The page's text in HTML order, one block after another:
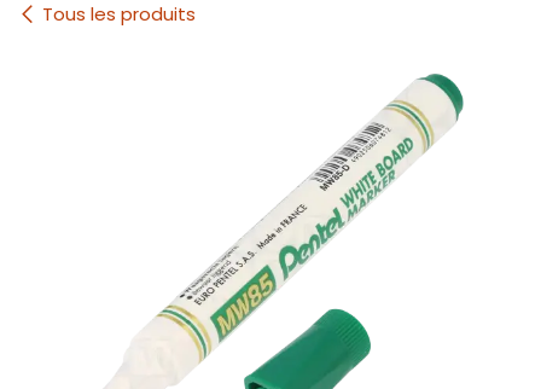
Tous les produits